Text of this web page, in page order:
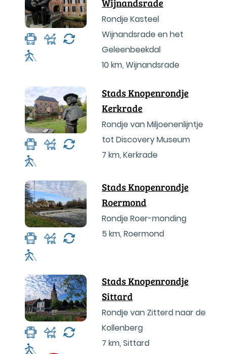
Wijnandsrade
Rondje Kasteel
Wijnandsrade en het
Geleenbeekdal
10 km, Wijnandsrade
Stads Knopenrondje
Kerkrade
Rondje van Miljoenenlijntje
tot Discovery Museum
7 km, Kerkrade
Stads Knopenrondje
Roermond
Rondje Roer-monding
5 km, Roermond
Stads Knopenrondje
Sittard
Rondje van Zitterd naar de
Kollenberg
7 km, Sittard